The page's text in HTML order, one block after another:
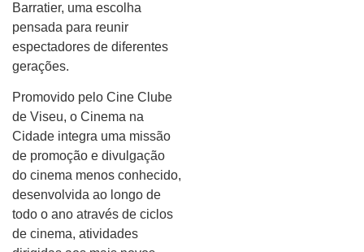
Barratier, uma escolha
pensada para reunir
espectadores de diferentes
gerações.
Promovido pelo Cine Clube
de Viseu, o Cinema na
Cidade integra uma missão
de promoção e divulgação
do cinema menos conhecido,
desenvolvida ao longo de
todo o ano através de ciclos
de cinema, atividades